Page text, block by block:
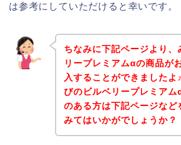
は参考にしていただけると幸いです。
ちなみに下記ページより、
リープレミアムαの商品が
入することができましたよ
びのビルベリープレミアム
のある方は下記ページなど
みてはいかがでしょうか？